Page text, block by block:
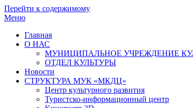
Перейти к содержимому
Меню
Главная
О НАС
МУНИЦИПАЛЬНОЕ УЧРЕЖДЕНИЕ
ОТДЕЛ КУЛЬТУРЫ
Новости
СТРУКТУРА МУК «МКДЦ»
Центр культурного развития
Туристско-информационный центр